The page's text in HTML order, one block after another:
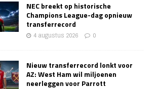
NEC breekt op historische
Champions League-dag opnieuw
transferrecord
4 augustus 2026 0
Nieuw transferrecord lonkt voor
AZ: West Ham wil miljoenen
neerleggen voor Parrott